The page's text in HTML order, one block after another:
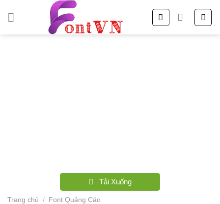
Tải Xuống
Trang chủ / Font Quảng Cáo